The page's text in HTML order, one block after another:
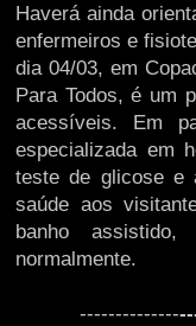
Haverá ainda
enfermeiros e
dia 04/03, em
Para Todos, é um
acessíveis. Em
especializada em
teste de glicose e
saúde aos
banho
normalmente.
--------------